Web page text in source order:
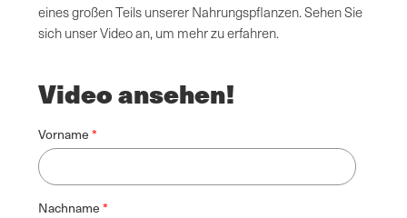
eines großen Teils unserer Nahrungspflanzen. Sehen Sie
sich unser Video an, um mehr zu erfahren.
Video ansehen!
Vorname
Nachname